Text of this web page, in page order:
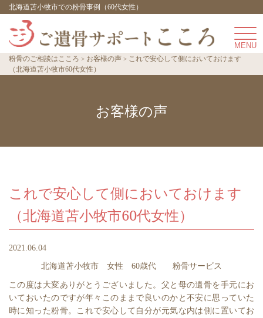
北海道苫小牧市での粉骨事例（60代女性）
粉骨のご相談はこころ お客様の声
これで安心して側においておけます
（北海道苫小牧市60代女性）
お客様の声
これで安心して側においておけます
（北海道苫小牧市60代女性）
2021.06.04
北海道苫小牧市 女性 60歳代 粉骨サービス
この度は大変ありがとうございました。父と母の遺骨を手元にお
いておいたのですが年々このままで良いのかと不安に思っていた
時に知った粉骨。これで安心して自分が元気な内は側に置いてお